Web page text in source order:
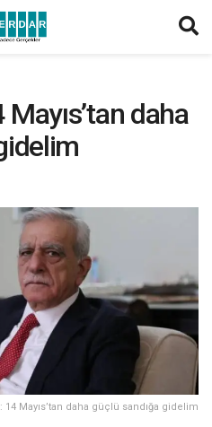
daha
14 Mayıs’tan daha güçlü sandığa gidelim